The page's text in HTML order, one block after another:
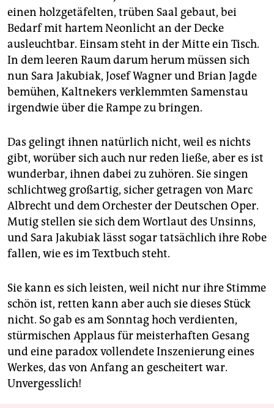
einen holzgetäfelten, trüben Saal gebaut, bei
Bedarf mit hartem Neonlicht an der Decke
ausleuchtbar. Einsam steht in der Mitte ein Tisch.
In dem leeren Raum darum herum müssen sich
nun Sara Jakubiak, Josef Wagner und Brian Jagde
bemühen, Kaltnekers verklemmten Samenstau
irgendwie über die Rampe zu bringen.
Das gelingt ihnen natürlich nicht, weil es nichts
gibt, worüber sich auch nur reden ließe, aber es ist
wunderbar, ihnen dabei zu zuhören. Sie singen
schlichtweg großartig, sicher getragen von Marc
Albrecht und dem Orchester der Deutschen Oper.
Mutig stellen sie sich dem Wortlaut des Unsinns,
und Sara Jakubiak lässt sogar tatsächlich ihre Robe
fallen, wie es im Textbuch steht.
Sie kann es sich leisten, weil nicht nur ihre Stimme
schön ist, retten kann aber auch sie dieses Stück
nicht. So gab es am Sonntag hoch verdienten,
stürmischen Applaus für meisterhaften Gesang
und eine paradox vollendete Inszenierung eines
Werkes, das von Anfang an gescheitert war.
Unvergesslich!